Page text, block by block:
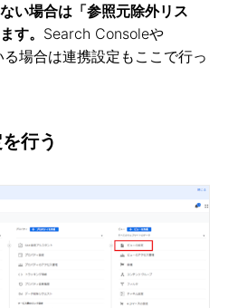
い場合は「参照元除外リス
す。 Search Consoleや
場合は連携設定もここで行っ
行う